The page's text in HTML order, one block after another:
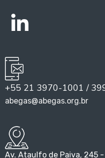
+55 21 3970-1001 /
abegas@abegas.org.br
Av. Ataulfo de Paiva, 245